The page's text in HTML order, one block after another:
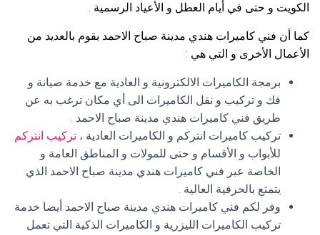
الكويت و حتى في أيام العطل و الأعياد الرسمية .
كما أن فني كاميرات هندي مدينة صباح الاحمد بقوم بالعديد من
الأعمال الأخرى و التي هي :
برمجة الكاميرات الالكترونية و العادية مع خدمة صيانة و
فك و تركيب و نقل الكاميرات الى أي مكان ترغب به عن
طريق فني كاميرات هندي مدينة صباح الاحمد .
تركيب كاميرات انتركم و الكاميرات العادية ، تركيب انتركم
للأبواب و الأقسام و حتى للمولات و المناطق العامة و
الخاصة عبر فني كاميرات هندي مدينة صباح الاحمد الذي
يتمتع بالحرفية العالية .
وفر لكم فني كاميرات هندي مدينة صباح الاحمد أيضا خدمة
تركيب الكاميرات الليزرية و الكاميرات الذكية التي تعمل